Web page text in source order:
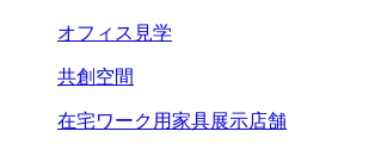
オフィス見学
共創空間
在宅ワーク用家具展示店舗